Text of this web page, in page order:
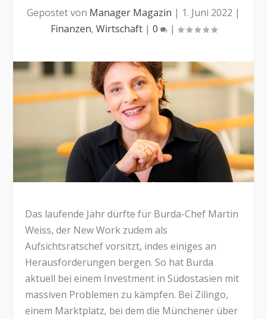
Gepostet von Manager Magazin | 1. Juni 2022 |
Finanzen, Wirtschaft| 0 |
Das laufende Jahr dürfte für Burda-Chef Martin
Weiss, der New Work zudem als
Aufsichtsratschef vorsitzt, indes einiges an
Herausforderungen bergen. So hat Burda
aktuell bei einem Investment in Südostasien mit
massiven Problemen zu kämpfen. Bei Zilingo,
einem Marktplatz, bei dem die Münchener über